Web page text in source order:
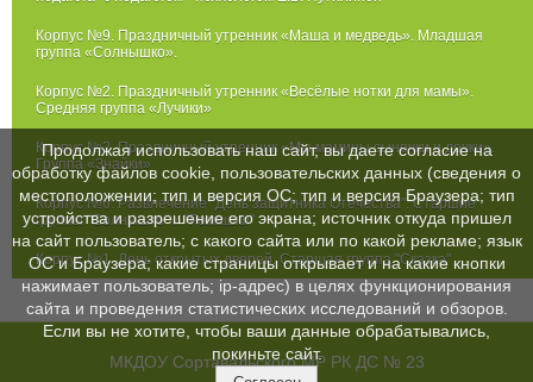
Корпус №9. Праздничный утренник «Маша и медведь». Младшая
группа «Солнышко».
Корпус №2. Праздничный утренник «Весёлые нотки для мамы».
Средняя группа «Лучики»
Корпус №2. Праздничный утренник «Мы мамины сыночки и дочки».
Группа «Знайки»
Корпус №6. Развлечение "День защитника Отечества". Старшие
группы "Солнышко" и "Ромашки"
Корпус №1. День открытых дверей. Старшая группа "Сказка"
МКДОУ Сортавальского МР РК ДС № 23
Продолжая использовать наш сайт, вы даете согласие на
обработку файлов cookie, пользовательских данных (сведения о
местоположении; тип и версия ОС; тип и версия Браузера; тип
устройства и разрешение его экрана; источник откуда пришел
на сайт пользователь; с какого сайта или по какой рекламе; язык
ОС и Браузера; какие страницы открывает и на какие кнопки
нажимает пользователь; ip-адрес) в целях функционирования
сайта и проведения статистических исследований и обзоров.
Если вы не хотите, чтобы ваши данные обрабатывались,
покиньте сайт.